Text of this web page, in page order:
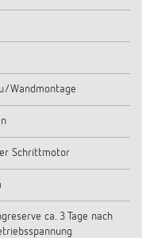
Wandmontage
Schrittmotor
ca. 3 Tage nach